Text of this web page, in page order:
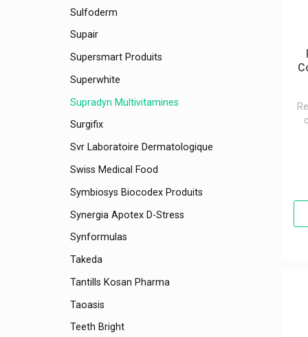
Sulfoderm
Supair
Supersmart Produits
Superwhite
Supradyn Multivitamines
Surgifix
Svr Laboratoire Dermatologique
Swiss Medical Food
Symbiosys Biocodex Produits
Synergia Apotex D-Stress
Synformulas
Takeda
Tantills Kosan Pharma
Taoasis
Teeth Bright